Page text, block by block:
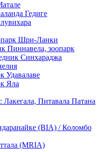
Гедиге
Шри-Ланки
Пиннавела, зоопарк
Синхараджа
Удавалаве
Яла
Питавала Патана
(BIA) / Коломбо
(MRIA)